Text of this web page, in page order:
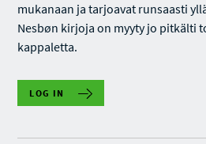
mukanaan ja tarjoavat runsaasti
Nesbøn kirjoja on myyty jo pitkälti
kappaletta.
LOG IN